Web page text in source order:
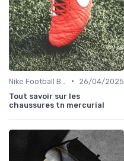
•
26/04/2025
Tout savoir sur les
chaussures tn mercurial